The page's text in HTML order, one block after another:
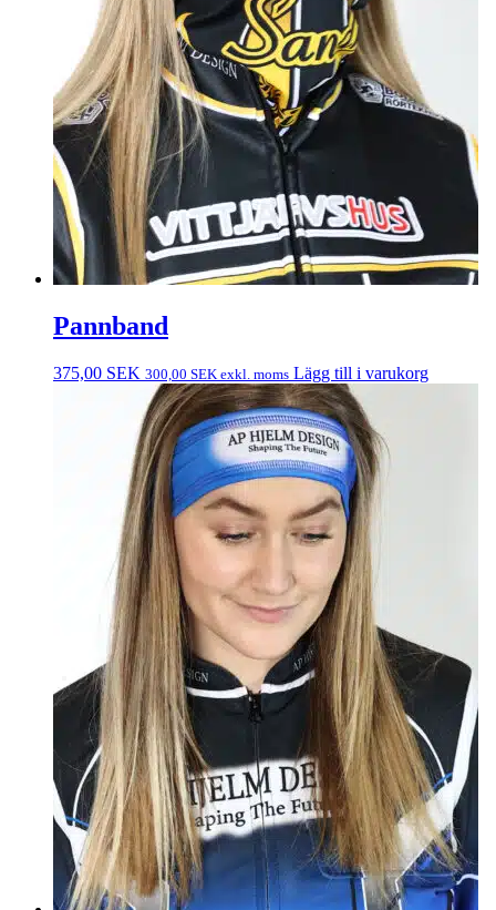
Pannband
375,00 SEK 300,00 SEK exkl. moms Lägg till i varukorg